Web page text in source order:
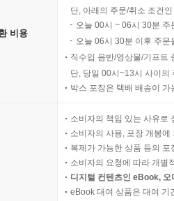
비용
단, 아래의 주문/취소 조건
오늘 00시 ~ 06시 30분
오늘 06시 30분 이후 주
직수입 음반/영상물/기프트
단, 당일 00시~13시 사이의
박스 포장은 택배 배송이
소비자의 책임 있는 사유로
소비자의 사용, 포장 개봉
복제가 가능한 상품 등의
소비자의 요청에 따라 개별
디지털 컨텐츠인 eBook,
eBook 대여 상품은 대여 기